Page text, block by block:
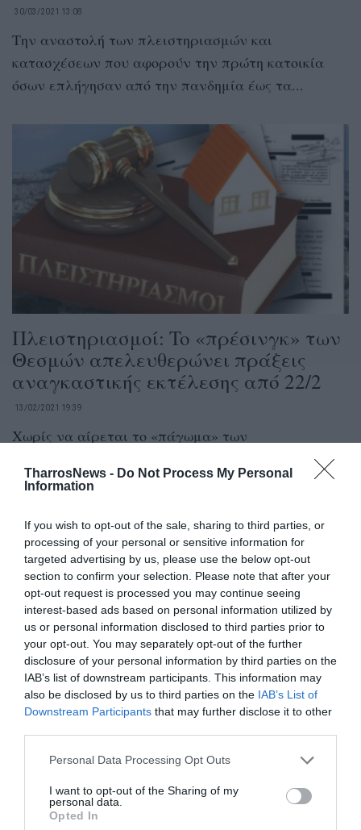
TharrosNews - Do Not Process My Personal
Information
If you wish to opt-out of the sale, sharing to third parties, or
processing of your personal or sensitive information for
targeted advertising by us, please use the below opt-out
section to confirm your selection. Please note that after your
opt-out request is processed you may continue seeing
interest-based ads based on personal information utilized by
us or personal information disclosed to third parties prior to
your opt-out. You may separately opt-out of the further
disclosure of your personal information by third parties on the
IAB’s list of downstream participants. This information may
also be disclosed by us to third parties on the IAB’s List of
Downstream Participants that may further disclose it to other
Personal Data Processing Opt Outs
I want to opt-out of the Sharing of my
personal data.
Opted In
30/03/2021 13:08
Την αναστολή των πλειστηριασμών και
κατασχέσεων που αφορούν την πρώτη κατοικία
όσων επλήγησαν από την πανδημία έως τα...
Πλειστηριασμοί: To «πρέσινγκ» των
Θεσμών απελευθερώνει πράξεις
αναγκαστικής εκτέλεσης από 22/2
13/02/2021 19:39
Χωρίς να αίρεται το «πάγωμα» των
πλειστηριασμών μέχρι 15 Μαρτίου γενικά και
μέχρι 31 Μαΐου για τους πληττόμενους...
Σανίδα σωτηρίας με νέα προσωρινά
μέτρα αναζητά η Ένωση Μεσσηνίας
Την αναστολή οποιουδήποτε μέτρου αναγκαστικής